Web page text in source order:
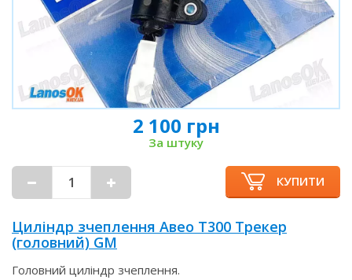
2 100 грн
За штуку
КУПИТИ
Циліндр зчеплення Авео Т300 Трекер
(головний) GM
Головний циліндр зчеплення.